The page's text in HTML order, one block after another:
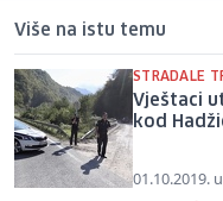
Više na istu temu
STRADALE
Vještaci
kod
01.10.2019.